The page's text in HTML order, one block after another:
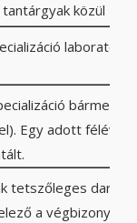
közül 2
Egy adott
tetszőleges
a